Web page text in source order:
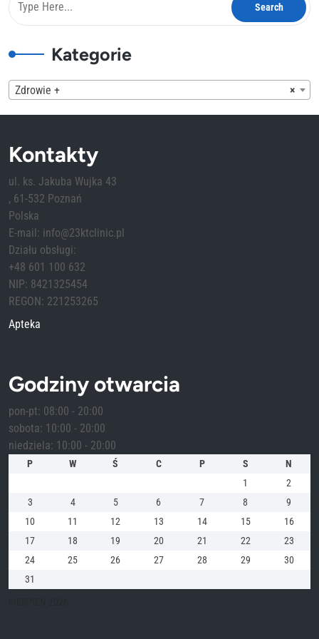
Kategorie
×
Zdrowie +
Kontakty
ul. ks. Jakuba Wujka 43
, 61-532 Poznań
Polska
E-mail: info@23ktclinic.pl
Działu obsługi:
+48 601 100 632
NIP: 8421325454
REGON: 221253265
Apteka
Godziny otwarcia
pon-pt: 08:00 - 20:00
sobota: 10:00 - 20:00
niedziela: 10:00 - 20:00
P W Ś C P S
N
1
2
3
4 5 6 7 8
9
10
11 12 13 14 15
16
17
18 19 20 21 22
23
24
25 26 27 28 29
30
31